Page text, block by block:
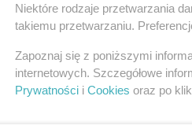
Niektóre rodzaje przetwarzania
takiemu przetwarzaniu.
Zapoznaj się z poniższymi
internetowych. Szczegółowe
Prywatności i Cookies oraz po